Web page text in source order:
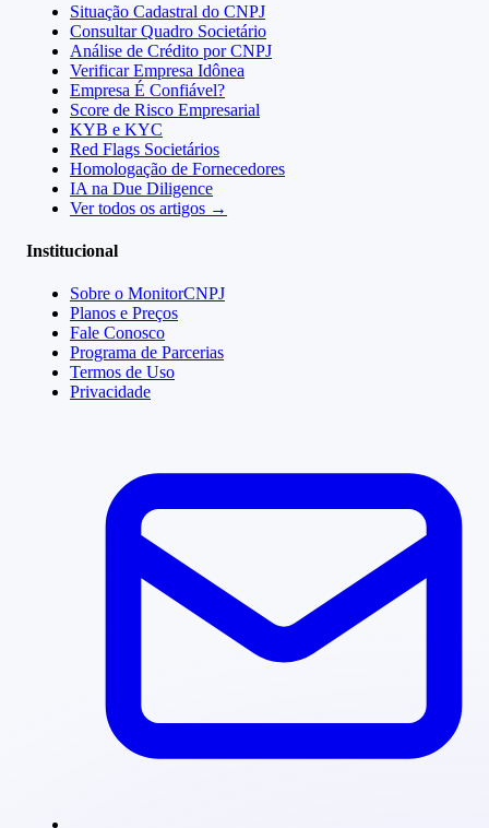
Situação Cadastral do CNPJ
Consultar Quadro Societário
Análise de Crédito por CNPJ
Verificar Empresa Idônea
Empresa É Confiável?
Score de Risco Empresarial
KYB e KYC
Red Flags Societários
Homologação de Fornecedores
IA na Due Diligence
Ver todos os artigos →
Institucional
Sobre o MonitorCNPJ
Planos e Preços
Fale Conosco
Programa de Parcerias
Termos de Uso
Privacidade